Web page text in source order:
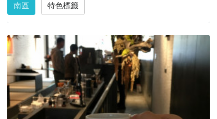
南區 特色標籤